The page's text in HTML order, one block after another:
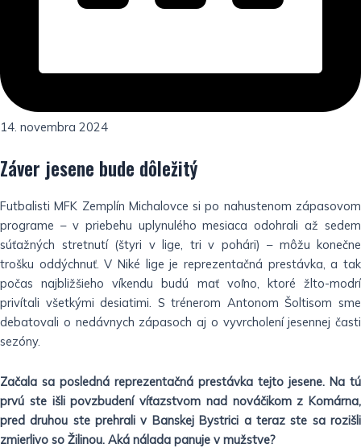
14. novembra 2024
Záver jesene bude dôležitý
Futbalisti MFK Zemplín Michalovce si po nahustenom zápasovom
programe – v priebehu uplynulého mesiaca odohrali až sedem
súťažných stretnutí (štyri v lige, tri v pohári) – môžu konečne
trošku oddýchnuť. V Niké lige je reprezentačná prestávka, a tak
počas najbližšieho víkendu budú mať voľno, ktoré žlto-modrí
privítali všetkými desiatimi. S trénerom Antonom Šoltisom sme
debatovali o nedávnych zápasoch aj o vyvrcholení jesennej časti
sezóny.
Začala sa posledná reprezentačná prestávka tejto jesene. Na tú
prvú ste išli povzbudení víťazstvom nad nováčikom z Komárna,
pred druhou ste prehrali v Banskej Bystrici a teraz ste sa rozišli
zmierlivo so Žilinou. Aká nálada panuje v mužstve?